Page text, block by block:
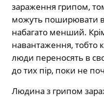
зараження грипом,
можуть поширювати
набагато менший.
навантаження, тобто
люди переносять в
до тих пір, поки не
Людина з грипом